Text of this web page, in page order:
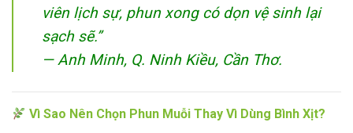
viên lịch sự, phun xong có dọn vệ sinh lại
sạch sẽ.”
—Anh Minh, Q. Ninh Kiều, Cần Thơ.
Vì Sao Nên Chọn Phun Muỗi Thay Vì Dùng Bình Xịt?